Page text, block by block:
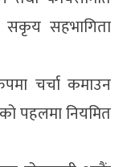
सहभागिता
चर्चा कमाउन
पहलमा नियमित